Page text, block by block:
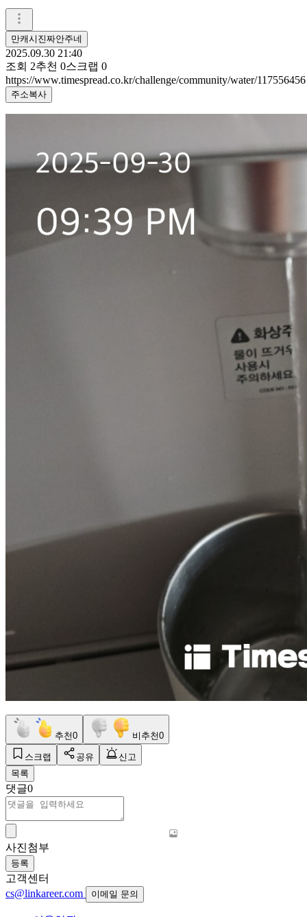
만캐시진짜안주네
2025.09.30 21:40
조회 2추천 0스크랩 0
https://www.timespread.co.kr/challenge/community/water/117556456
주소복사
추천0 비추천0
스크랩 공유
신고
목록
댓글0
사진첨부
등록
고객센터
cs@linkareer.com
이메일 문의